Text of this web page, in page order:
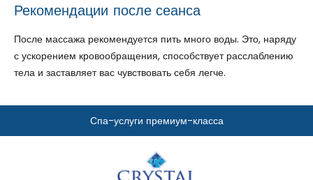
Рекомендации после сеанса
После массажа рекомендуется пить много воды. Это, наряду
с ускорением кровообращения, способствует расслаблению
тела и заставляет вас чувствовать себя легче.
Спа-услуги премиум-класса